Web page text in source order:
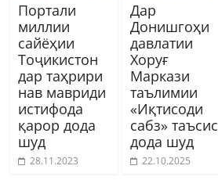
Портали
миллии
сайёҳии
Тоҷикистон
дар таҳрири
нав мавриди
истифода
қарор дода
шуд
28.11.2023
Дар
Донишгоҳи
давлатии
Хоруғ
Маркази
таълимии
«Иқтисоди
сабз» таъсис
дода шуд
22.10.2025